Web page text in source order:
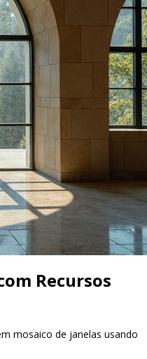
Recursos
mosaico de janelas usando